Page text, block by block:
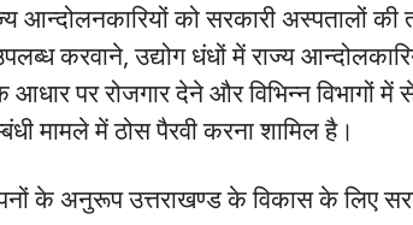
आन्दोलनकारियों को सरकारी अस्पतालों
करवाने, उद्योग धंधों में राज्य
आधार पर रोजगार देने और विभिन्न विभागों में
मामले में ठोस पैरवी करना शामिल है।
के अनुरूप उत्तराखण्ड के विकास के लिए